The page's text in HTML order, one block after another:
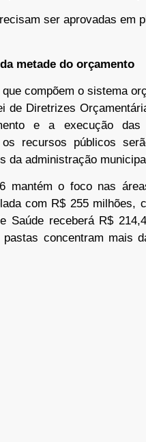
ser aprovadas em
metade do orçamento
compõem o sistema
de Diretrizes
e a execução
recursos públicos
da administração
mantém o foco nas
com R$ 255 milhões,
Saúde receberá R$
concentram mais